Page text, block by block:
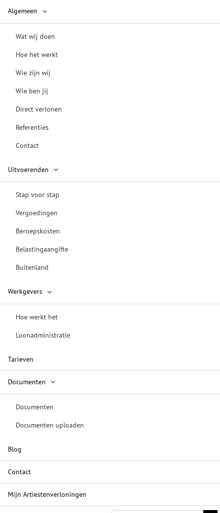
Algemeen
Wat wij doen
Hoe het werkt
Wie zijn wij
Wie ben jij
Direct verlonen
Referenties
Contact
Uitvoerenden
Stap voor stap
Vergoedingen
Beroepskosten
Belastingaangifte
Buitenland
Werkgevers
Hoe werkt het
Loonadministratie
Tarieven
Documenten
Documenten
Documenten uploaden
Blog
Contact
Mijn Artiestenverloningen